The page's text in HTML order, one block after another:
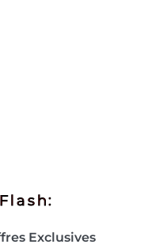
Exclusives